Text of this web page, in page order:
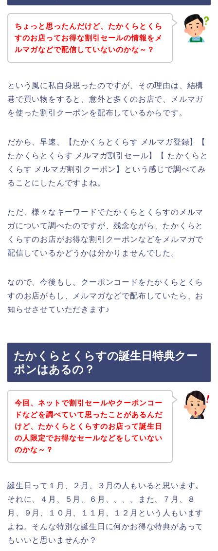
ちょっと思ったんだけど、たかくらとくら
すのお店ってお得な割引セールの情報をメ
ルマガなどで配信していないのかな～？
という風に私自身思ったのですが、その理由は、結構
巷で買い物をすると、意外と多くのお店で、メルマガ
を使った割引クーポンを配布しているからです。
だから、早速、【たかくらとくらす メルマガ登録】【
たかくらとくらす メルマガ割引セール】【 たかくらと
くらす メルマガ割引クーポン】という感じで調べてみ
ることにしたんですよね。
ただ、様々なキーワードでたかくらとくらすのメルマ
ガについて調べたのですが、残念ながら、たかくらと
くらすのお店がお得な割引クーポンなどをメルマガで
配信しているかどうかは分かりませんでした。
なので、今後もし、クーポンコードをたかくらとくら
すのお店がもし、メルマガなどで配布していたら、お
知らせさせていただきます♪
たかくらとくらすの誕生日特典クー
ポンはあるの？
今回、ネットで割引セールやクーポンコー
ドなどを調べていて思ったことがあるんだ
けど、たかくらとくらすのお店って誕生日
の人限定でお得なセールなどをしていない
のかな～？
誕生日って１月、２月、３月の人もいると思います。
それに、４月、５月、６月、、、。また、７月、８
月、９月、１０月、１１月、１２月という人もいます
よね。そんな特別な誕生日に何かお得な特典があって
もいいと思いませんか？